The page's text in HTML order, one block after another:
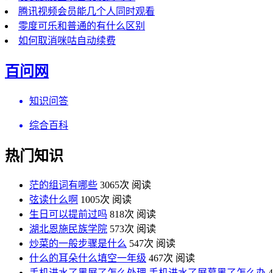
腾讯视频会员能几个人同时观看
零度可乐和普通的有什么区别
如何取消咪咕自动续费
百问网
知识问答
综合百科
热门知识
茫的组词有哪些 3065次 阅读
弦读什么啊 1005次 阅读
生日可以提前过吗 818次 阅读
湖北恩施民族学院 573次 阅读
炒菜的一般步骤是什么 547次 阅读
什么的耳朵什么填空一年级 467次 阅读